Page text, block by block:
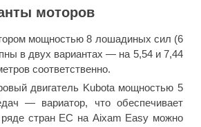
моторов
мощностью 8 лошадиных сил (6
в двух вариантах — на 5,54 и 7,44
соответственно.
двигатель Kubota мощностью 5
— вариатор, что обеспечивает
стран ЕС на Aixam Easy можно